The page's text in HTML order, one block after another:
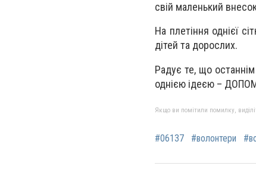
свій маленький
На плетіння однієї
дітей та дорослих.
Радує те, що
однією ідеєю –
Якщо ви помітили помилку,
#06137 #волонтери